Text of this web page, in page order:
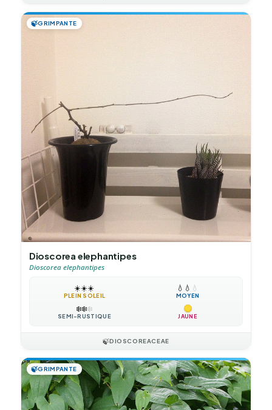
🍃GRIMPANTE
Dioscorea elephantipes
Dioscorea elephantipes
☀️☀️☀️
PLEIN SOLEIL
💧 💧 💧
MOYEN
❄️❄️❄️
SEMI-RUSTIQUE JAUNE
🍃DIOSCOREACEAE
🍃GRIMPANTE